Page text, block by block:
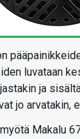
luvataan
ja
jo arvatakin,
Makalu